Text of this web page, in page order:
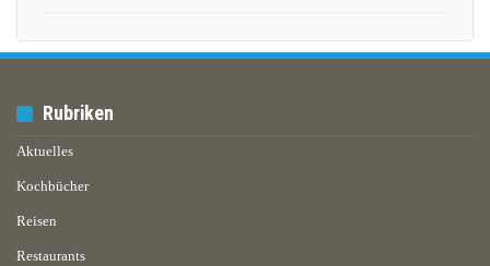
Rubriken
Aktuelles
Kochbücher
Reisen
Restaurants